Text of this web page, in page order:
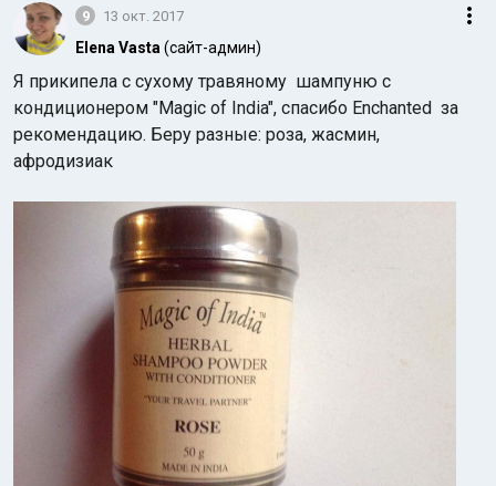
9 13 окт. 2017
Elena Vasta (сайт-админ)
Я прикипела с сухому травяному шампуню с
кондиционером "Magic of India", спасибо Enchanted за
рекомендацию. Беру разные: роза, жасмин,
афродизиак